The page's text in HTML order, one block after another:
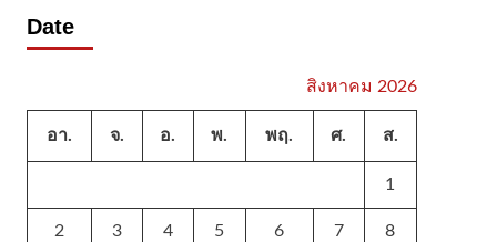
Date
สิงหาคม 2026
อา. จ. อ. พ. พฤ. ศ. ส.
1
2 3 4 5 6 7 8